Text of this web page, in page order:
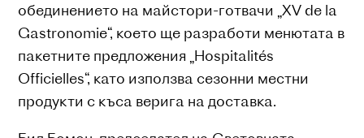
обединението на майстори-готвачи „XV de la
Gastronomie“, което ще разработи менютата в
пакетните предложения „Hospitalités
Officielles“, като използва сезонни местни
продукти с къса верига на доставка.